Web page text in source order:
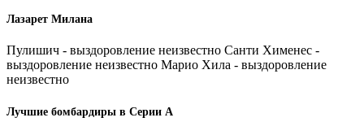
Лазарет Милана
Пулишич - выздоровление неизвестно Санти Хименес -
выздоровление неизвестно Марио Хила - выздоровление
неизвестно
Лучшие бомбардиры в Серии А